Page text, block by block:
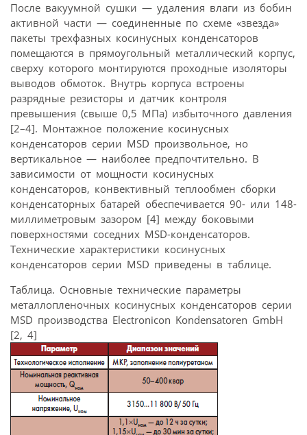
После вакуумной сушки — удаления влаги из бобин
активной части — соединенные по схеме «звезда»
пакеты трехфазных косинусных конденсаторов
помещаются в прямоугольный металлический корпус,
сверху которого монтируются проходные изоляторы
выводов обмоток. Внутрь корпуса встроены
разрядные резисторы и датчик контроля
превышения (свыше 0,5 МПа) избыточного давления
[2–4]. Монтажное положение косинусных
конденсаторов серии MSD произвольное, но
вертикальное — наиболее предпочтительно. В
зависимости от мощности косинусных
конденсаторов, конвективный теплообмен сборки
конденсаторных батарей обеспечивается 90- или 148-
миллиметровым зазором [4] между боковыми
поверхностями соседних MSD-конденсаторов.
Технические характеристики косинусных
конденсаторов серии MSD приведены в таблице.
Таблица. Основные технические параметры
металлопленочных косинусных конденсаторов серии
MSD производства Electronicon Kondensatoren GmbH
[2, 4]